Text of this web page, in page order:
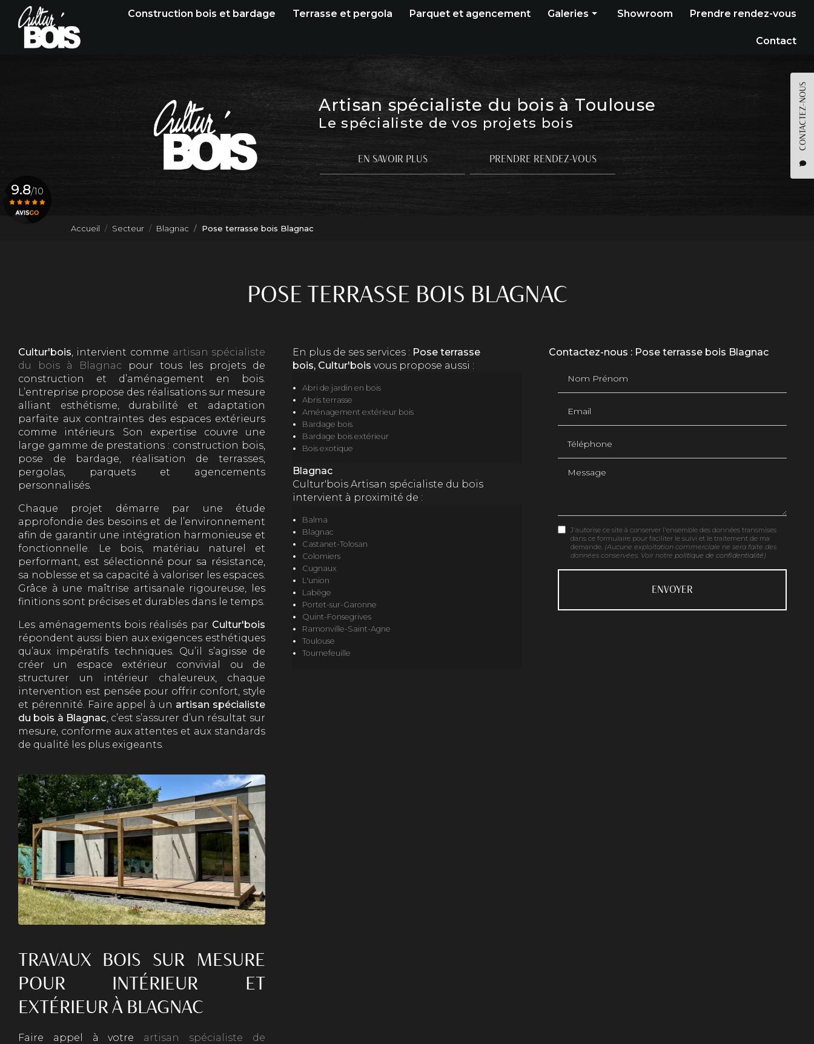
contenu
principal
CONTACTEZ-NOUS
Construction bois et bardage Terrasse et pergola Parquet et agencement Galeries
Pergola
Parquet
Showroom Prendre rendez-vous
Contact
Artisan spécialiste du bois à Toulouse
Le spécialiste de vos projets bois
EN SAVOIR PLUS PRENDRE RENDEZ-VOUS
9.8/10
Accueil Secteur Blagnac Pose terrasse bois Blagnac
POSE TERRASSE BOIS BLAGNAC
Cultur'bois, intervient comme artisan spécialiste
du bois à Blagnac pour tous les projets de
construction et d’aménagement en bois.
L’entreprise propose des réalisations sur mesure
alliant esthétisme, durabilité et adaptation
parfaite aux contraintes des espaces extérieurs
comme intérieurs. Son expertise couvre une
large gamme de prestations : construction bois,
pose de bardage, réalisation de terrasses,
pergolas, parquets et agencements
personnalisés.
Chaque projet démarre par une étude
approfondie des besoins et de l’environnement
afin de garantir une intégration harmonieuse et
fonctionnelle. Le bois, matériau naturel et
performant, est sélectionné pour sa résistance,
sa noblesse et sa capacité à valoriser les espaces.
Grâce à une maîtrise artisanale rigoureuse, les
finitions sont précises et durables dans le temps.
Les aménagements bois réalisés par Cultur'bois
répondent aussi bien aux exigences esthétiques
qu’aux impératifs techniques. Qu’il s’agisse de
créer un espace extérieur convivial ou de
structurer un intérieur chaleureux, chaque
intervention est pensée pour offrir confort, style
et pérennité. Faire appel à un artisan spécialiste
du bois à Blagnac, c’est s’assurer d’un résultat sur
mesure, conforme aux attentes et aux standards
de qualité les plus exigeants.
TRAVAUX BOIS SUR MESURE
POUR INTÉRIEUR ET
EXTÉRIEUR À BLAGNAC
Faire appel à votre artisan spécialiste de
En plus de ses services : Pose terrasse
bois, Cultur'bois vous propose aussi :
Abri de jardin en bois
Abris terrasse
Aménagement extérieur bois
Bardage bois
Bardage bois extérieur
Bois exotique
Blagnac
Cultur'bois Artisan spécialiste du bois
intervient à proximité de :
Balma
Blagnac
Castanet-Tolosan
Colomiers
Cugnaux
L'union
Labège
Portet-sur-Garonne
Quint-Fonsegrives
Ramonville-Saint-Agne
Toulouse
Tournefeuille
Contactez-nous : Pose terrasse bois Blagnac
Message
J'autorise ce site à conserver l'ensemble des données transmises
dans ce formulaire pour faciliter le suivi et le traitement de ma
demande. (Aucune exploitation commerciale ne sera faite des
données conservées. Voir notre politique de confidentialité )